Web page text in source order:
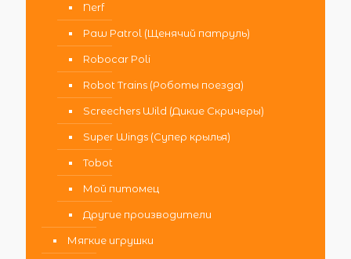
Nerf
Paw Patrol (Щенячий патруль)
Robocar Poli
Robot Trains (Роботы поезда)
Screechers Wild (Дикие Скричеры)
Super Wings (Супер крылья)
Tobot
Мой питомец
Другие производители
Мягкие игрушки